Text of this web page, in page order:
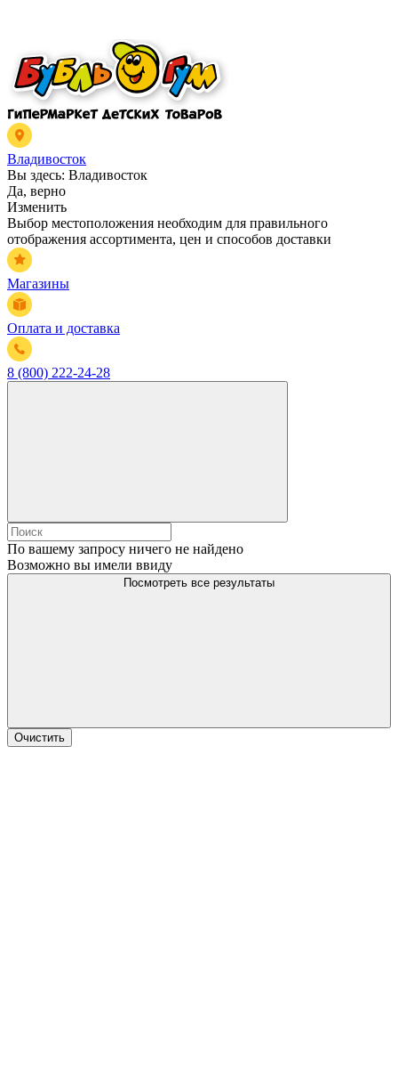
Владивосток
Вы здесь: Владивосток
Да, верно
Изменить
Выбор местоположения необходим для правильного
отображения ассортимента, цен и способов доставки
Магазины
Оплата и доставка
8 (800) 222-24-28
По вашему запросу ничего не найдено
Возможно вы имели ввиду
Посмотреть все результаты
Очистить